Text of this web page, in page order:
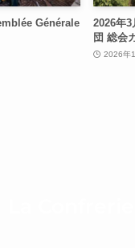
Générale
2026年
団 総会
2026年